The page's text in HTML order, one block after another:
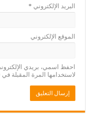
البريد الإلكتروني *
الموقع الإلكتروني
احفظ اسمي، بريدي
لاستخدامها المرة المقبلة في